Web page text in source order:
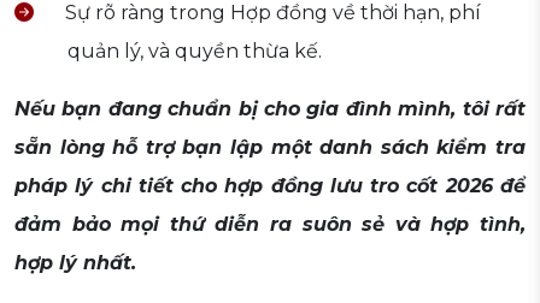
Sự rõ ràng trong Hợp đồng về thời hạn, phí
quản lý, và quyền thừa kế.
Nếu bạn đang chuẩn bị cho gia đình mình, tôi rất
sẵn lòng hỗ trợ bạn lập một danh sách kiểm tra
pháp lý chi tiết cho hợp đồng lưu tro cốt 2026 để
đảm bảo mọi thứ diễn ra suôn sẻ và hợp tình,
hợp lý nhất.